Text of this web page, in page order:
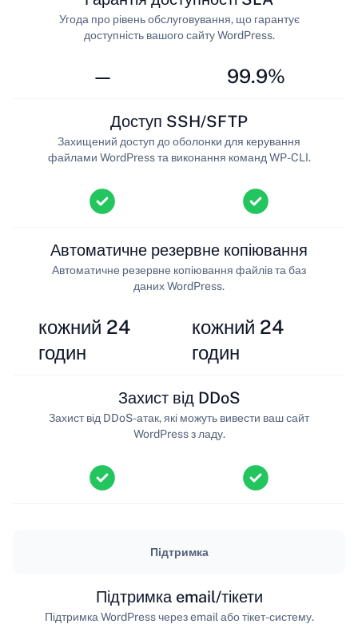
—
Угода про рівень обслуговування, що гарантує
доступність вашого сайту WordPress.
99.9%
Доступ SSH/SFTP
Захищений доступ до оболонки для керування
файлами WordPress та виконання команд WP-CLI.
кожний 24
годин
Автоматичне резервне копіювання
Автоматичне резервне копіювання файлів та баз
даних WordPress.
кожний 24
годин
Захист від DDoS
Захист від DDoS-атак, які можуть вивести ваш сайт
WordPress з ладу.
Підтримка
Підтримка email/тікети
Підтримка WordPress через email або тікет-систему.